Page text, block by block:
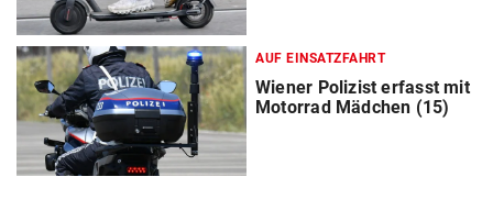
AUF EINSATZFAHRT
Wiener Polizist erfasst mit
Motorrad Mädchen (15)